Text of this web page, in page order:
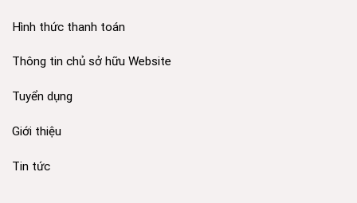
Hình thức thanh toán
Thông tin chủ sở hữu Website
Tuyển dụng
Giới thiệu
Tin tức